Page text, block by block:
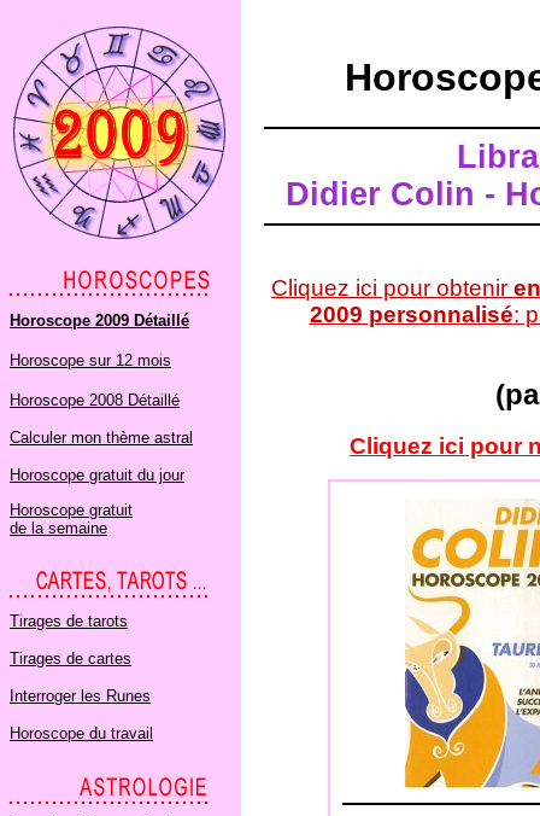
Didier Colin -
Horoscope 2009 Détaillé
Horoscope sur 12 mois
Horoscope 2008 Détaillé
Calculer mon thème astral
Horoscope gratuit du jour
Horoscope gratuit
de la semaine
Tirages de tarots
Tirages de cartes
Interroger les Runes
Horoscope du travail
Cliquez ici pour obtenir
2009 personnalisé:
Cliquez ici pour